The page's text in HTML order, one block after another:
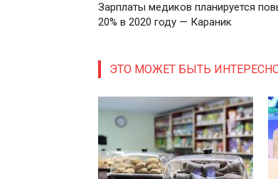
Зарплаты медиков планируется
20% в 2020 году — Караник
ЭТО МОЖЕТ БЫТЬ